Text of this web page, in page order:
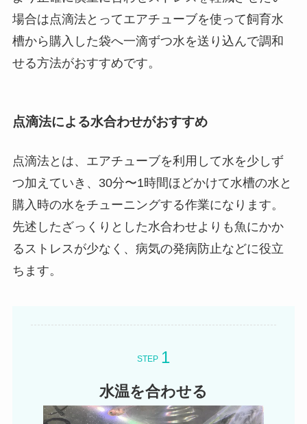
場合は点滴法とってエアチューブを使って飼育水
槽から購入した袋へ一滴ずつ水を送り込んで調和
せる方法がおすすめです。
点滴法による水合わせがおすすめ
点滴法とは、エアチューブを利用して水を少しず
つ加えていき、30分〜1時間ほどかけて水槽の水と
購入時の水をチューニングする作業になります。
先述したざっくりとした水合わせよりも魚にかか
るストレスが少なく、病気の発病防止などに役立
ちます。
STEP
水温を合わせる